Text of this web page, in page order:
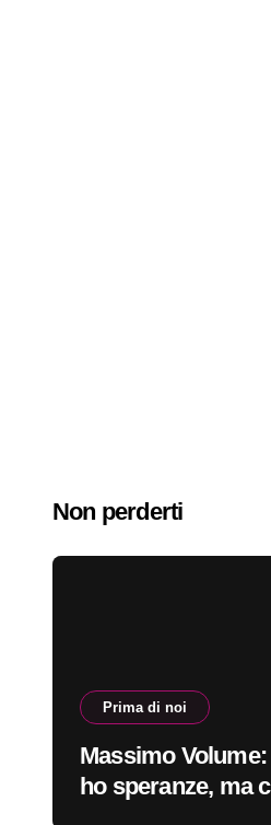
Non perderti
Prima di noi
Massimo
ho speranze, ma